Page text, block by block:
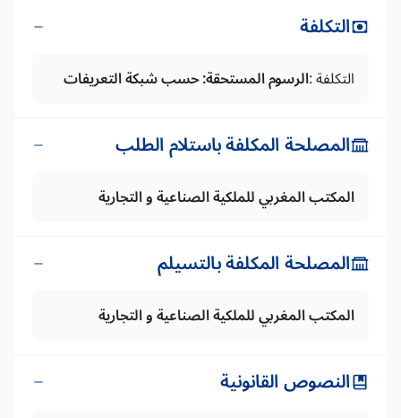
التكلفة
التكلفة :الرسوم المستحقة: حسب شبكة التعريفات
المصلحة المكلفة باستلام الطلب
المكتب المغربي للملكية الصناعية و التجارية
المصلحة المكلفة بالتسيلم
المكتب المغربي للملكية الصناعية و التجارية
النصوص القانونية